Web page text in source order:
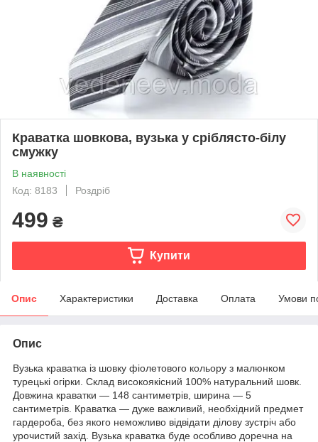
Краватка шовкова, вузька у сріблясто-білу
смужку
В наявності
Код: 8183
Роздріб
499 ₴
Купити
Опис Характеристики Доставка Оплата Умови
Опис
Вузька краватка із шовку фіолетового кольору з малюнком
турецькі огірки. Склад високоякісний 100% натуральний шовк.
Довжина краватки — 148 сантиметрів, ширина — 5
сантиметрів. Краватка — дуже важливий, необхідний предмет
гардероба, без якого неможливо відвідати ділову зустріч або
урочистий захід. Вузька краватка буде особливо доречна на